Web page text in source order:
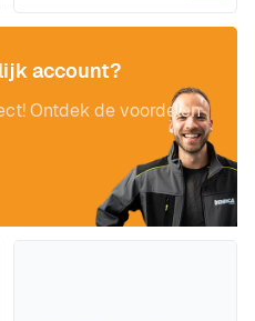
account?
Ontdek de voordelen